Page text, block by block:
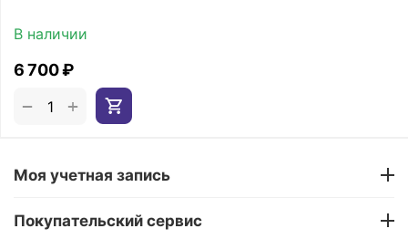
В наличии
6 700₽
+
−
Моя учетная запись
Покупательский сервис